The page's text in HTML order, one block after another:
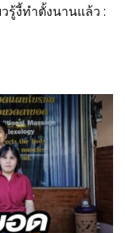
รู้งี้ทำตั้งนานแล้ว :